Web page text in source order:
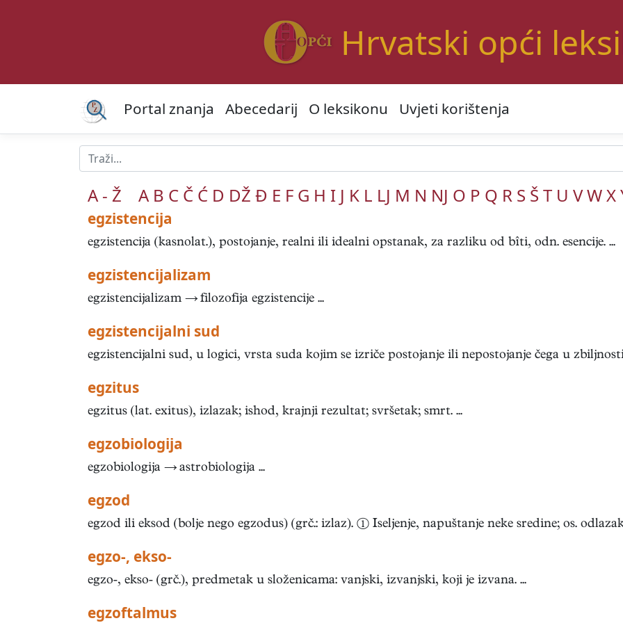
Hrvatski opći
Portal znanja Abecedarij O leksikonu Uvjeti korištenja
A - Ž A B C Č Ć D DŽ Đ E F G H I J K L LJ M N NJ O P Q R S Š T U VWX
egzistencija
egzistencija (kasnolat.), postojanje, realni ili idealni opstanak, za razliku od bîti, odn. esencije. ...
egzistencijalizam
egzistencijalizam → filozofija egzistencije ...
egzistencijalni sud
egzistencijalni sud, u logici, vrsta suda kojim se izriče postojanje ili nepostojanje čega u zbiljnosti
egzitus
egzitus (lat. exitus), izlazak; ishod, krajnji rezultat; svršetak; smrt. ...
egzobiologija
egzobiologija → astrobiologija ...
egzod
egzod ili eksod (bolje nego egzodus) (grč.: izlaz). ① Iseljenje, napuštanje neke sredine; os. odlazak
egzo-, ekso-
egzo-, ekso- (grč.), predmetak u složenicama: vanjski, izvanjski, koji je izvana. ...
egzoftalmus